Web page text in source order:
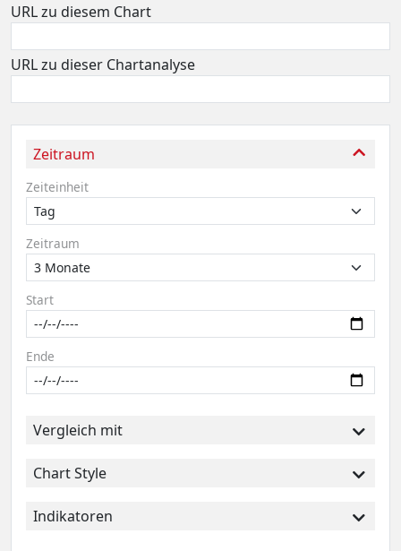
URL zu diesem Chart
URL zu dieser Chartanalyse
Zeitraum
Zeiteinheit
Zeitraum
Start
Ende
Vergleich mit
Chart Style
Indikatoren